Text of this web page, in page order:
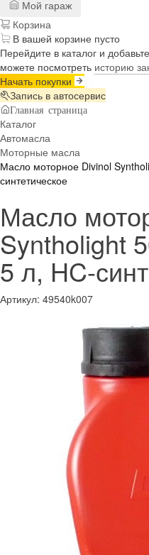
Мой гараж
Корзина
В вашей корзине пусто
Перейдите в каталог и
можете посмотреть историю
Начать покупки
Запись в автосервис
Главная страница
Каталог
Автомасла
Моторные масла
Масло моторное Divinol
синтетическое
Масло
Syntholight
5 л, HC-
Артикул: 49540k007